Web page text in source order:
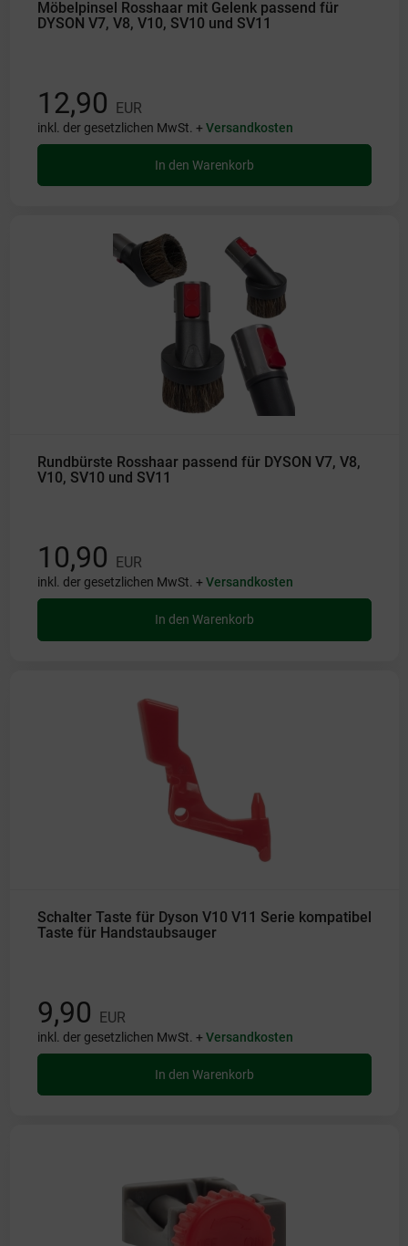
Möbelpinsel Rosshaar mit Gelenk passend für
DYSON V7, V8, V10, SV10 und SV11
12,90 EUR
inkl. der gesetzlichen MwSt. +Versandkosten
In den Warenkorb
Rundbürste Rosshaar passend für DYSON V7, V8,
V10, SV10 und SV11
10,90 EUR
inkl. der gesetzlichen MwSt. +Versandkosten
In den Warenkorb
Schalter Taste für Dyson V10 V11 Serie kompatibel
Taste für Handstaubsauger
9,90 EUR
inkl. der gesetzlichen MwSt. +Versandkosten
In den Warenkorb